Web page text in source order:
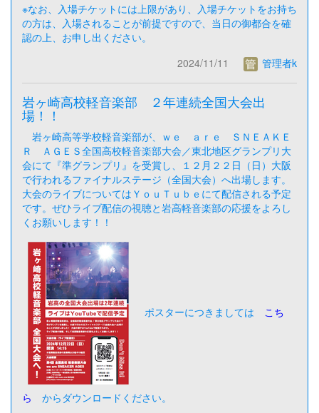
※なお、入場チケットには上限があり、入場チケットをお持ち
の方は、入場されることが前提ですので、当日の御都合を確
認の上、お申し出ください。
2024/11/11
管理者k
岩ヶ崎高校軽音楽部 ２年連続全国大会出
場！！
岩ヶ崎高等学校軽音楽部が、ｗｅ ａｒｅ ＳＮＥＡＫＥ
Ｒ ＡＧＥＳ全国高校軽音楽部大会／東北地区グランプリ大
会にて『準グランプリ』を受賞し、１２月２２日（日）大阪
で行われるファイナルステージ（全国大会）へ出場します。
大会のライブについてはＹｏｕＴｕｂｅにて配信される予定
です。ぜひライブ配信の視聴と岩高軽音楽部の応援をよろし
くお願いします！！
ポスターにつきましては こち
ら からダウンロードください。